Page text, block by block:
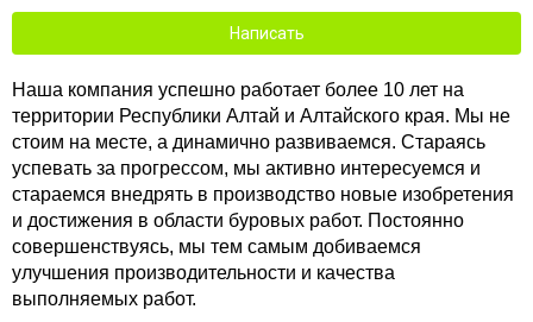
Написать
Наша компания успешно работает более 10 лет на
территории Республики Алтай и Алтайского края. Мы не
стоим на месте, а динамично развиваемся. Стараясь
успевать за прогрессом, мы активно интересуемся и
стараемся внедрять в производство новые изобретения
и достижения в области буровых работ. Постоянно
совершенствуясь, мы тем самым добиваемся
улучшения производительности и качества
выполняемых работ.